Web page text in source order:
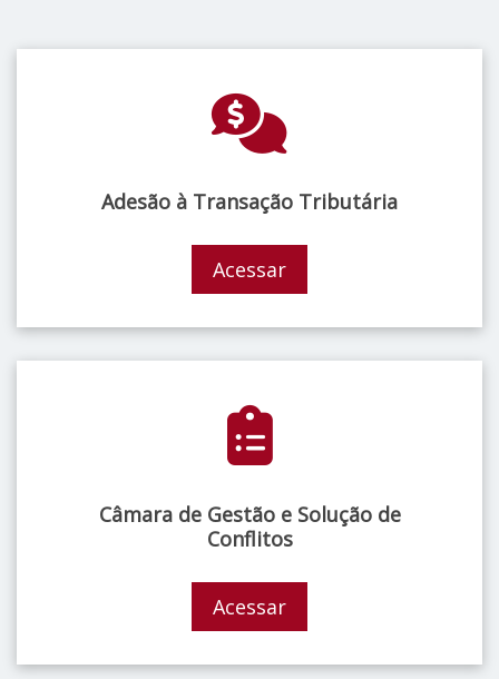
Adesão à Transação Tributária
Acessar
Câmara de Gestão e Solução de
Conflitos
Acessar